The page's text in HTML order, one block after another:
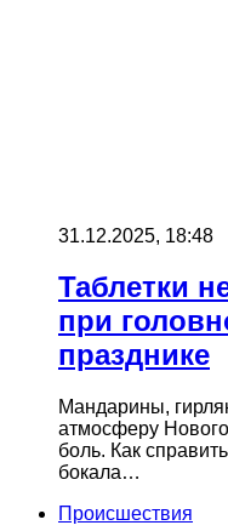
31.12.2025, 18:48
Таблетки
при
празднике
Мандарины,
атмосферу
боль. Как
бокала…
Происшествия